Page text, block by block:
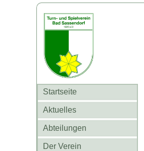
Startseite
Aktuelles
Abteilungen
Der Verein